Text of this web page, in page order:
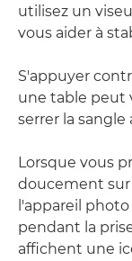
utilisez un
vous aider à
S'appuyer
une table peut
serrer la
Lorsque vous
doucement sur
l'appareil
pendant la
affichent une